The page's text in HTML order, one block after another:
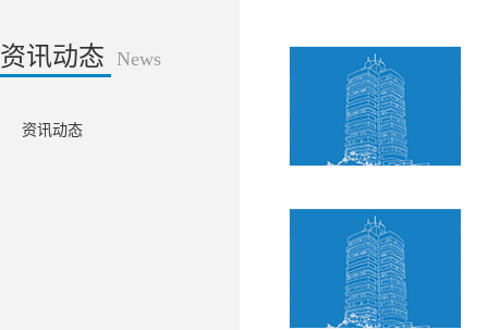
资讯动态 News
资讯动态